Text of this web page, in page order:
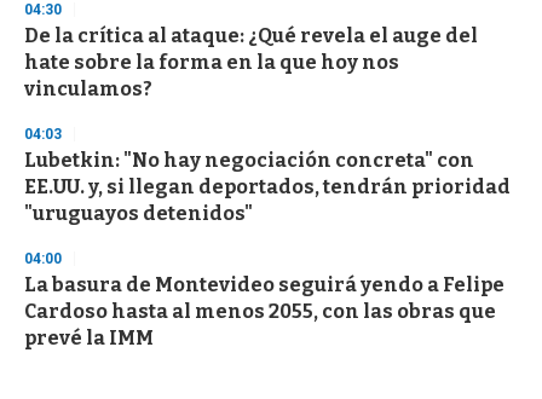
04:30
De la crítica al ataque: ¿Qué revela el auge del
hate sobre la forma en la que hoy nos
vinculamos?
04:03
Lubetkin: "No hay negociación concreta" con
EE.UU. y, si llegan deportados, tendrán prioridad
"uruguayos detenidos"
04:00
La basura de Montevideo seguirá yendo a Felipe
Cardoso hasta al menos 2055, con las obras que
prevé la IMM